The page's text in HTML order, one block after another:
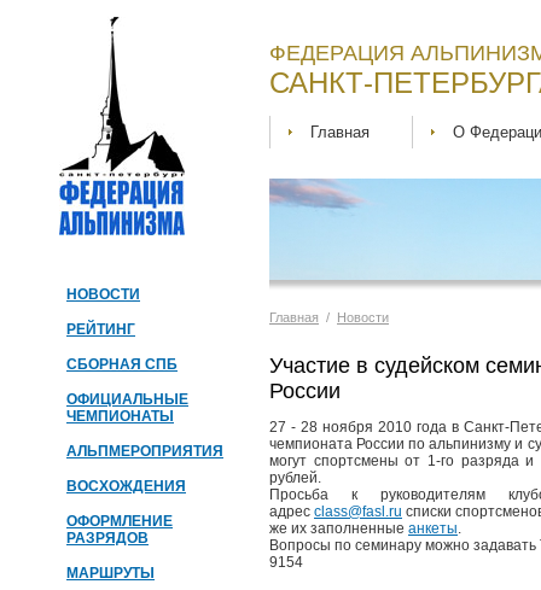
НОВОСТИ
РЕЙТИНГ
СБОРНАЯ СПБ
ОФИЦИАЛЬНЫЕ
ЧЕМПИОНАТЫ
АЛЬПМЕРОПРИЯТИЯ
ВОСХОЖДЕНИЯ
ОФОРМЛЕНИЕ
РАЗРЯДОВ
МАРШРУТЫ
ФЕДЕРАЦИЯ
САНКТ-
Главная О
Главная / Новости
Участие в судейском
России
27 - 28 ноября 2010 года в Санкт-
чемпионата России по альпинизму и
могут спортсмены от 1-го разряда
рублей.
Просьба к руководителям
адрес class@fasl.ru списки
же их заполненные анкеты.
Вопросы по семинару можно
9154